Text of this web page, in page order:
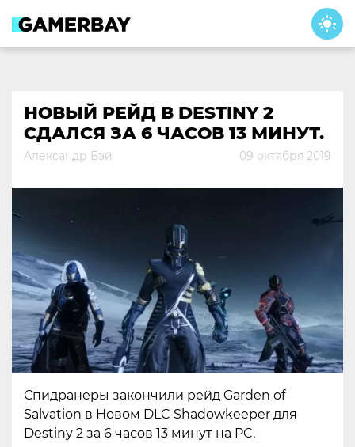
content
НОВЫЙ РЕЙД В DESTINY 2
СДАЛСЯ ЗА 6 ЧАСОВ 13 МИНУТ.
Александр Бэй 09 октября 2019
Спидранеры закончили рейд Garden of
Salvation в Новом DLC Shadowkeeper для
Destiny 2 за 6 часов 13 минут на PC.